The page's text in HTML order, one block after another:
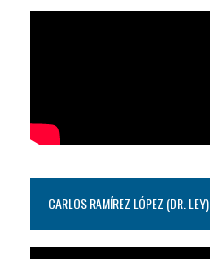
CARLOS RAMÍREZ LÓPEZ (DR. LEY)